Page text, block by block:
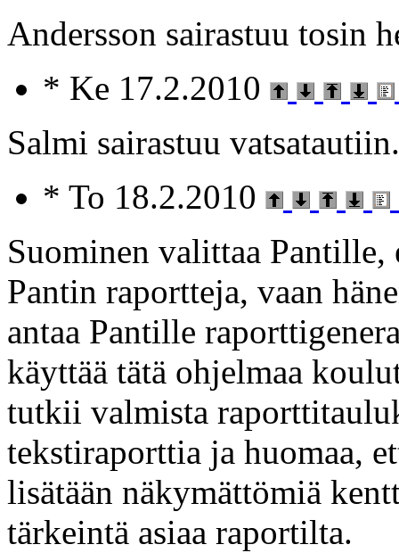
Andersson sairastuu tosin
* Ke 17.2.2010
Salmi sairastuu vatsatautiin.
* To 18.2.2010
Suominen valittaa Pantille,
Pantin raportteja, vaan
antaa Pantille
käyttää tätä ohjelmaa
tutkii valmista
tekstiraporttia ja huomaa,
lisätään näkymättömiä
tärkeintä asiaa raportilta.